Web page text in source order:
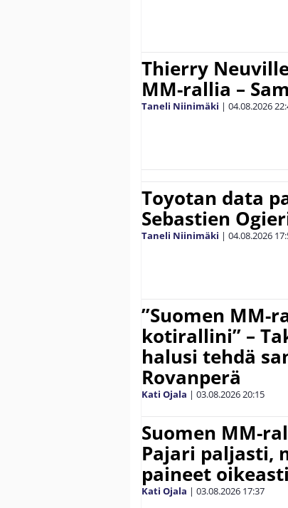
Thierry
MM-rallia –
Taneli Niinimäki | 04.08.2026
Toyotan data
Sebastien
Taneli Niinimäki | 04.08.2026
”Suomen MM-
kotirallini” –
halusi tehdä
Rovanperä
Kati Ojala | 03.08.202620:15
Suomen MM-
Pajari paljasti,
paineet
Kati Ojala | 03.08.2026 17:37